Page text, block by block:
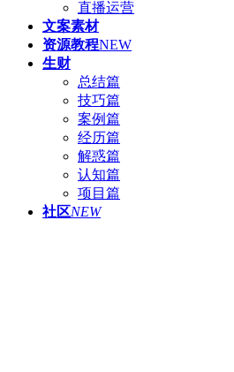
直播运营
文案素材
资源教程NEW
生财
总结篇
技巧篇
案例篇
经历篇
解惑篇
认知篇
项目篇
社区NEW